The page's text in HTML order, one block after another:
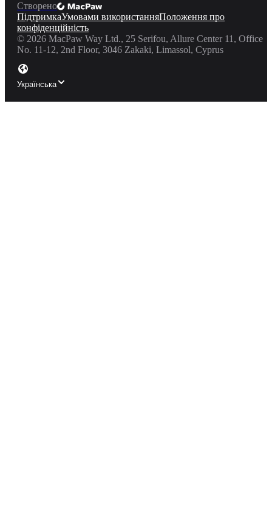
Створено
ПідтримкаУмовами використанняПоложення про
конфіденційність
© 2026 MacPaw Way Ltd., 25 Serifou, Allure Center 11, Office
No. 11-12, 2nd Floor, 3046 Zakaki, Limassol, Cyprus
Українська